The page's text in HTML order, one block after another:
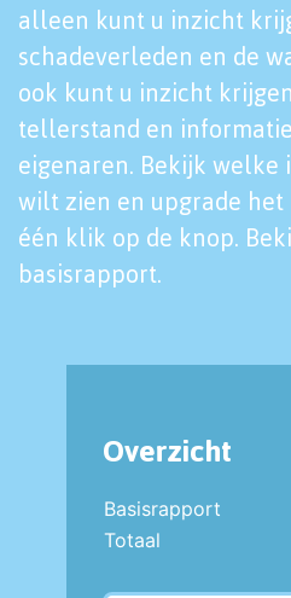
alleen kunt u inzicht
schadeverleden en de
ook kunt u inzicht
tellerstand en
eigenaren. Bekijk welke
wilt zien en upgrade
één klik op de knop.
basisrapport.
Overzicht
Basisrapport
Totaal